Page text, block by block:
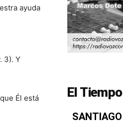
ayuda
3). Y
Él está
El Tiempo
SANTIAGO